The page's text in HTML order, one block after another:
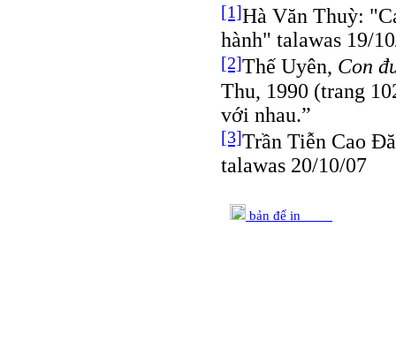
[1]Hà Văn Thuỳ:
hành" talawas 19/
[2]Thế Uyên, Con
Thu, 1990 (trang
với nhau.”
[3]Trần Tiễn Cao
talawas 20/10/07
bản để in